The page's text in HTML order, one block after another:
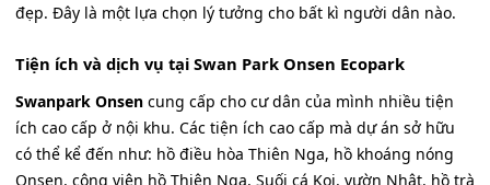
đẹp. Đây là một lựa chọn lý tưởng cho bất kì người dân nào.
Tiện ích và dịch vụ tại Swan Park Onsen Ecopark
Swanpark Onsen cung cấp cho cư dân của mình nhiều tiện
ích cao cấp ở nội khu. Các tiện ích cao cấp mà dự án sở hữu
có thể kể đến như: hồ điều hòa Thiên Nga, hồ khoáng nóng
Onsen, công viên hồ Thiên Nga, Suối cá Koi, vườn Nhật, hồ trà